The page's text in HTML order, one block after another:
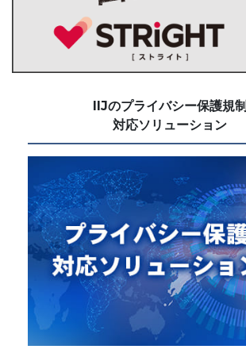
IIJのプライバシー保護規制
対応ソリューション